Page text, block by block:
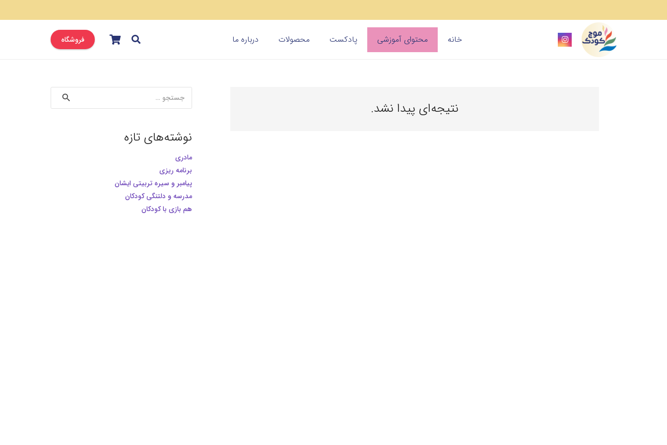
خانه محتوای آموزشی پادکست محصولات درباره ما فروشگاه
نتیجه‌ای پیدا نشد.
برای:
نوشته‌های تازه
مادری
برنامه ریزی
پیامبر و سیره تربیتی ایشان
مدرسه و دلتنگی کودکان
هم بازی با کودکان